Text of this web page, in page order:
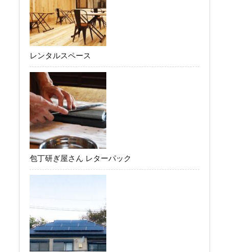
レンタルスペース
包丁研ぎ屋さん レターパック